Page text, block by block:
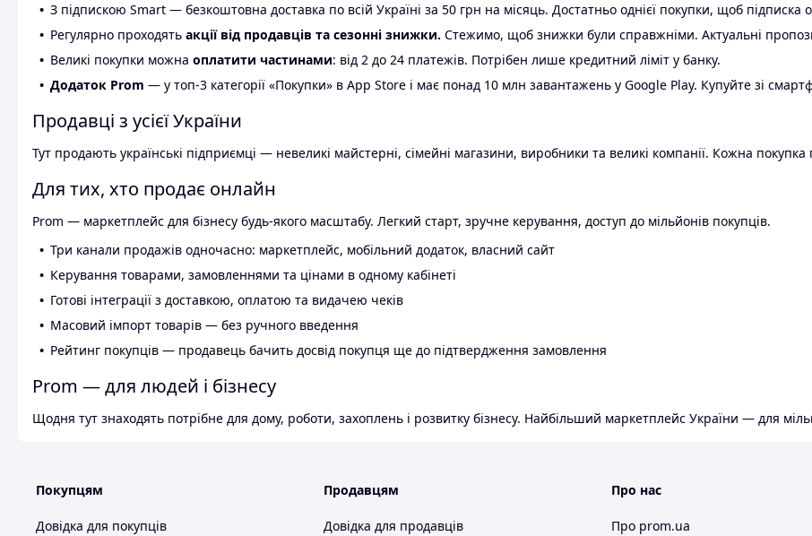
З підпискою Smart — безкоштовна доставка по всій Україні за 50 грн на місяць. Достатньо однієї покупки, щоб підписка
Регулярно проходять акції від продавців та сезонні знижки. Стежимо, щоб знижки були справжніми. Актуальні
Великі покупки можна оплатити частинами: від 2 до 24 платежів. Потрібен лише кредитний ліміт у банку.
Додаток Prom — у топ-3 категорії «Покупки» в App Store і має понад 10 млн завантажень у Google Play. Купуйте зі
Продавці з усієї України
Тут продають українські підприємці — невеликі майстерні, сімейні магазини, виробники та великі компанії. Кожна покупка
Для тих, хто продає онлайн
Prom — маркетплейс для бізнесу будь-якого масштабу. Легкий старт, зручне керування, доступ до мільйонів покупців.
Три канали продажів одночасно: маркетплейс, мобільний додаток, власний сайт
Керування товарами, замовленнями та цінами в одному кабінеті
Готові інтеграції з доставкою, оплатою та видачею чеків
Масовий імпорт товарів — без ручного введення
Рейтинг покупців — продавець бачить досвід покупця ще до підтвердження замовлення
Prom — для людей і бізнесу
Щодня тут знаходять потрібне для дому, роботи, захоплень і розвитку бізнесу. Найбільший маркетплейс України — для
Покупцям
Довідка для покупців
Продавцям
Довідка для продавців
Про нас
Про prom.ua